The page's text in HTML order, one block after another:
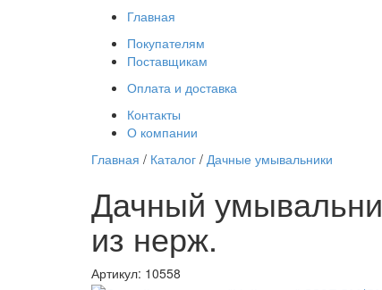
Главная
Покупателям
Поставщикам
Оплата и доставка
Контакты
О компании
Главная / Каталог / Дачные умывальники
Дачный
из нерж.
Артикул: 10558